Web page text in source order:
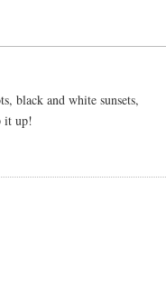
black and white sunsets,
it up!